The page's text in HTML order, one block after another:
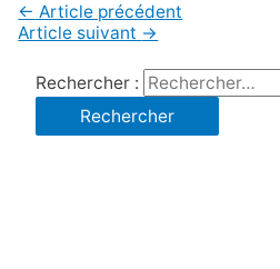
← Article précédent
Article suivant →
Rechercher :